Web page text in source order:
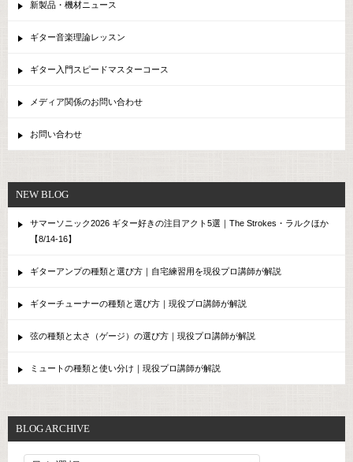
新製品・機材ニュース
ギター音楽理論レッスン
ギター入門スピードマスターコース
メディア関係のお問い合わせ
お問い合わせ
NEW BLOG
サマーソニック2026 ギター好きの注目アクト5選｜The Strokes・ラルクほか
【8/14-16】
ギターアンプの種類と選び方｜自宅練習用を現役プロ講師が解説
ギターチューナーの種類と選び方｜現役プロ講師が解説
弦の種類と太さ（ゲージ）の選び方｜現役プロ講師が解説
ミュートの種類と使い分け｜現役プロ講師が解説
BLOG ARCHIVE